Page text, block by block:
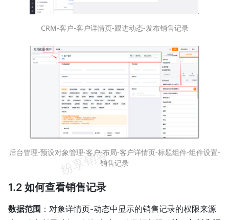
CRM-客户-客户详情页-跟进动态-发布销售记录
后台管理-预设对象管理-客户-布局-客户详情页-标题组件-组件设置-
销售记录
1.2 如何查看销售记录
数据范围 ：对象详情页-动态中显示的销售记录的权限来源